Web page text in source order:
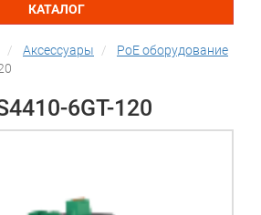
КАТАЛОГ
Аксессуары
PoE оборудование
6GT-120